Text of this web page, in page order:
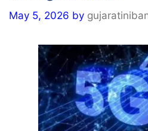
May 5, 2026 by